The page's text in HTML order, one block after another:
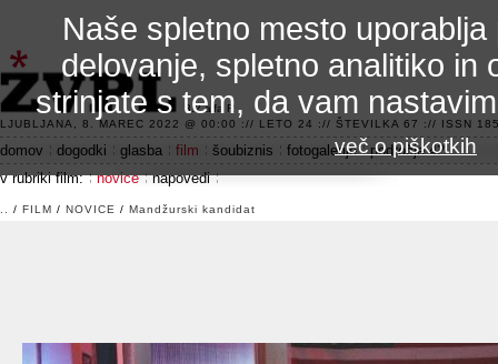
3.2 alfa R
LJUBLJANA, 8. MAREC 2022 @ 00:00 :// LETO 24 :// ŠTEVILKA 67 :// ISSN
domov dogodki glasba film šoubiznis fotogalerije
področje 42
v rubriki film:
novice napovedi
/ FILM / NOVICE / Mandžurski kandidat
Naše spletno mesto
delovanje, spletno analitiko in
strinjate s tem, da vam
več o piškotkih